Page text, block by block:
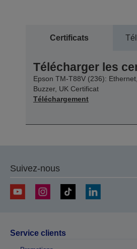
Certificats
Télécharger les
Epson TM-T88V (236):
Buzzer, UK Certificat
Téléchargement
Suivez-nous
Service clients